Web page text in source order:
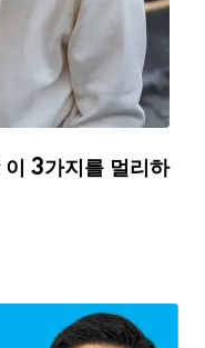
3가지를 멀리하